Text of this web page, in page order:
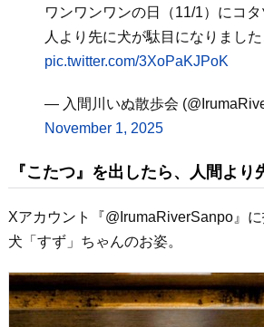
ワンワンワンの日（11/1）にコ
人より先に犬が駄目になりまし
pic.twitter.com/3XoPaKJPoK
— 入間川いぬ散歩会
November 1, 2025
『こたつ』を出したら、人間よ
Xアカウント『@IrumaRiverSanpo』
犬「すず」ちゃんのお姿。